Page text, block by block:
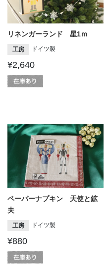
リネンガーランド 星1ｍ
工房 ドイツ製
¥2,640
ペーパーナプキン 天使と鉱
夫
工房 ドイツ製
¥880